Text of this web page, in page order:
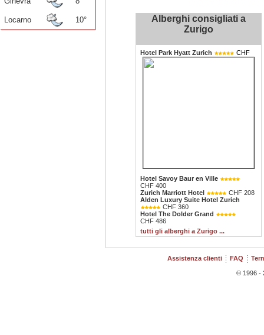
Locarno 10°
Alberghi consigliati a
Zurigo
Hotel Park Hyatt Zurich CHF
Hotel Savoy Baur en Ville
CHF 400
Zurich Marriott Hotel
CHF 208
Alden Luxury Suite Hotel Zurich
CHF 360
Hotel The Dolder Grand
CHF 486
tutti gli alberghi a Zurigo ...
Assistenza clienti FAQ
© 1996 -